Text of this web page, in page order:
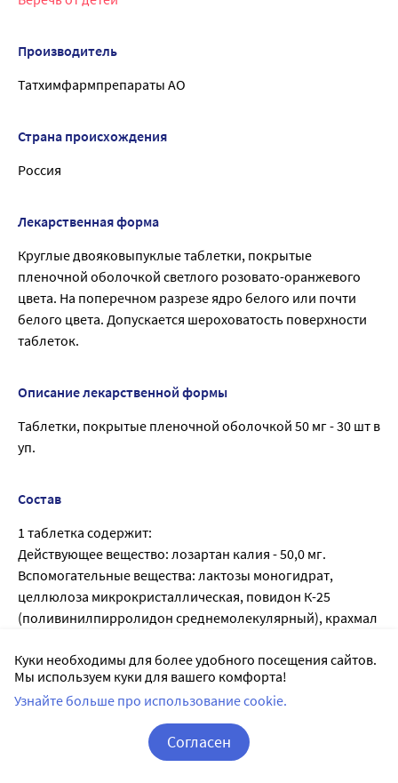
Производитель
Татхимфармпрепараты АО
Страна происхождения
Россия
Лекарственная форма
Круглые двояковыпуклые таблетки, покрытые
пленочной оболочкой светлого розовато-оранжевого
цвета. На поперечном разрезе ядро белого или почти
белого цвета. Допускается шероховатость поверхности
таблеток.
Описание лекарственной формы
Таблетки, покрытые пленочной оболочкой 50 мг - 30 шт в
уп.
Состав
1 таблетка содержит:
Действующее вещество: лозартан калия - 50,0 мг.
Вспомогательные вещества: лактозы моногидрат,
целлюлоза микрокристаллическая, повидон К-25
(поливинилпирролидон среднемолекулярный), крахмал
магния стеарат.
Вспомогательные вещества оболочки: Опадрай II
оранжевый [поливиниловый спирт, тальк, макрогол
(полиэтиленгликоль), титана диоксид, краситель железа
оксид желтый, краситель железа оксид красный, лак
алюминиевый на основе красителя солнечный закат
Куки необходимы для более удобного посещения сайтов.
Мы используем куки для вашего комфорта!
Узнайте больше про использование cookie.
Согласен